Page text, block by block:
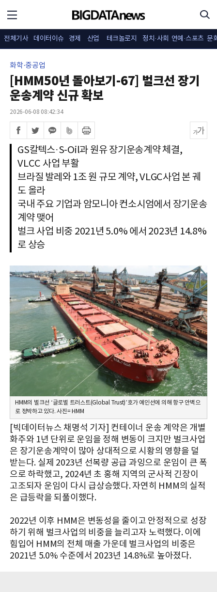
전체기사 데이터이슈 경제 산업 테크놀로지 정치·사회 연예·스포츠 문
화학·중공업
[HMM50년 돌아보기-67] 벌크선 장기
운송계약 신규 확보
2026-06-08 08:42:34
GS칼텍스·S-Oil과 원유 장기운송계약 체결,
VLCC 사업 부활
브라질 발레와 1조 원 규모 계약, VLGC사업 본 궤
도 올라
국내 주요 기업과 암모니아 컨소시엄에서 장기운송
계약 맺어
벌크 사업 비중 2021년 5.0% 에서 2023년 14.8%
로 상승
HMM의 벌크선 ‘글로벌 트러스트(Global Trust)’호가 예인선에 의해 항구 안벽으
로 정박하고 있다. 사진= HMM
[빅데이터뉴스 채명석 기자] 컨테이너 운송 계약은 개별
화주와 1년 단위로 운임을 정해 변동이 크지만 벌크사업
은 장기운송계약이 많아 상대적으로 시황의 영향을 덜
받는다. 실제 2023년 선복량 공급 과잉으로 운임이 큰 폭
으로 하락했고, 2024년 초 홍해 지역의 군사적 긴장이
고조되자 운임이 다시 급상승했다. 자연히 HMM의 실적
은 급등락을 되풀이했다.
2022년 이후 HMM은 변동성을 줄이고 안정적으로 성장
하기 위해 벌크사업의 비중을 늘리고자 노력했다. 이에
힘입어 HMM의 전체 매출 가운데 벌크사업의 비중은
2021년 5.0% 수준에서 2023년 14.8%로 높아졌다.